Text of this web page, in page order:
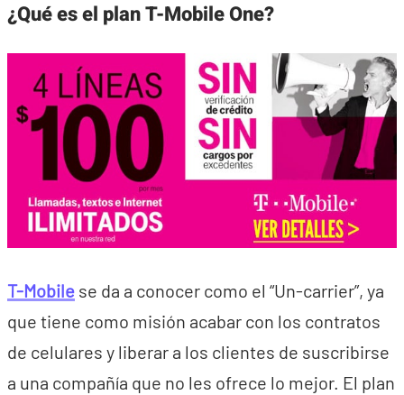
¿Qué es el plan T-Mobile One?
T-Mobile se da a conocer como el “Un-carrier”, ya
que tiene como misión acabar con los contratos
de celulares y liberar a los clientes de suscribirse
a una compañía que no les ofrece lo mejor. El plan